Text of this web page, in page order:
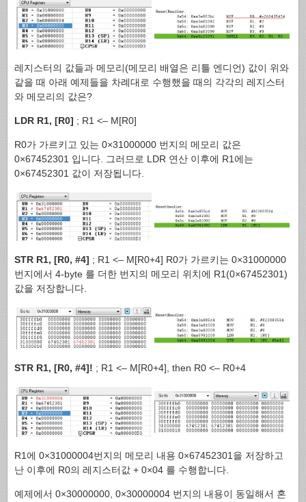
레지스터의 값들과 메모리(메모리 배열은 리틀 엔디언) 값이 위와
같을 때 아래 예제들을 차례대로 수행했을 때의 각각의 레지스터
와 메모리의 값은?
LDR R1, [R0] ; R1 <– M[R0]
R0가 가르키고 있는 0×31000000 번지의 메모리 값은
0×67452301 입니다. 그러므로 LDR 연산 이후에 R1에는
0×67452301 값이 저장됩니다.
STR R1, [R0, #4] ; R1 <– M[R0+4] R0가 가르키는 0×31000000
번지에서 4-byte 를 더한 번지의 메모리 위치에 R1(0×67452301)
값을 저장합니다.
STR R1, [R0, #4]! ; R1 <– M[R0+4], then R0 <– R0+4
R1에 0×31000004번지의 메모리 내용 0×67452301을 저장하고
난 이후에 R0의 레지스터값 + 0×04 를 수행합니다.
예제에서 0×30000000, 0×30000004 번지의 내용이 동일해서 혼